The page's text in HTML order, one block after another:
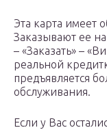
Эта карта имеет
Заказывают ее
– «Заказать» –
реальной
предъявляется
обслуживания.
Если у Вас